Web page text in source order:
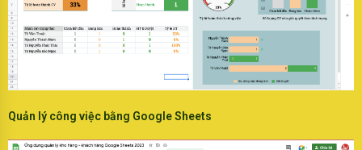
Quản lý công việc bằng Google Sheets